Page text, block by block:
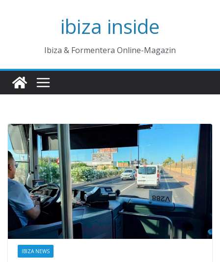
ibiza inside
Ibiza & Formentera Online-Magazin
IBIZA NEWS